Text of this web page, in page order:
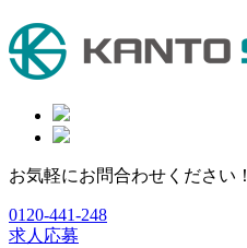
お気軽にお問合わせください！
0120-441-248
求人応募